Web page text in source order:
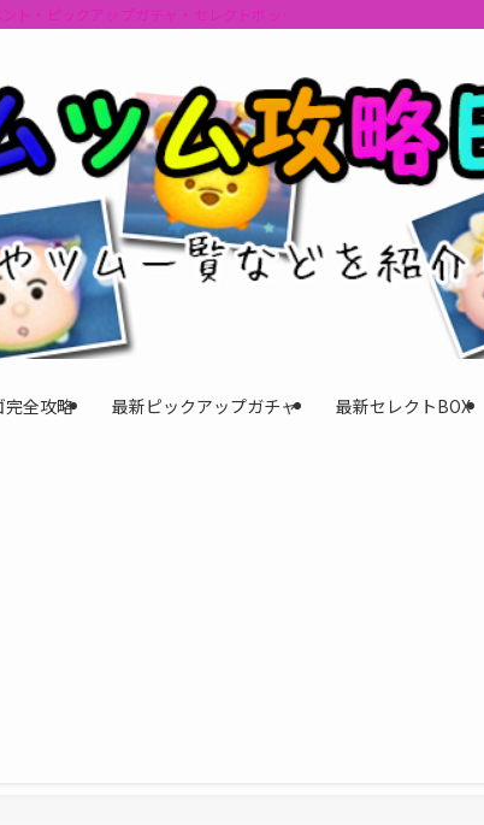
ト・ピックアップガチャ・セレクトボックスの情報を最速で提供
完全攻略 最新ピックアップガチャ 最新セレクトBOX